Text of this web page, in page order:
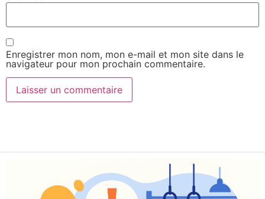
Enregistrer mon nom, mon e-mail et mon site dans le
navigateur pour mon prochain commentaire.